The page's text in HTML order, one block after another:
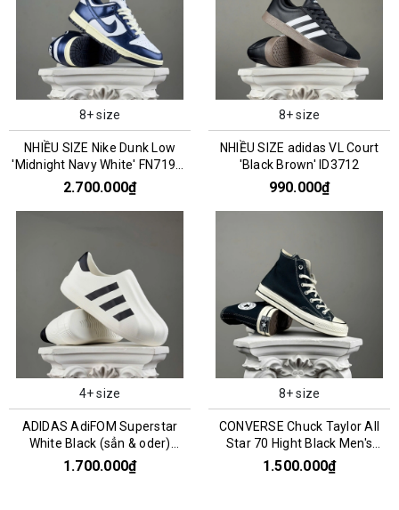
8+ size
NHIỀU SIZE Nike Dunk Low
'Midnight Navy White' FN7197-
100
2.700.000₫
8+ size
NHIỀU SIZE adidas VL Court
'Black Brown' ID3712
990.000₫
4+ size
ADIDAS AdiFOM Superstar
White Black (sẳn & oder)
HQ8750
1.700.000₫
8+ size
CONVERSE Chuck Taylor All
Star 70 Hight Black Men's
162050C
1.500.000₫